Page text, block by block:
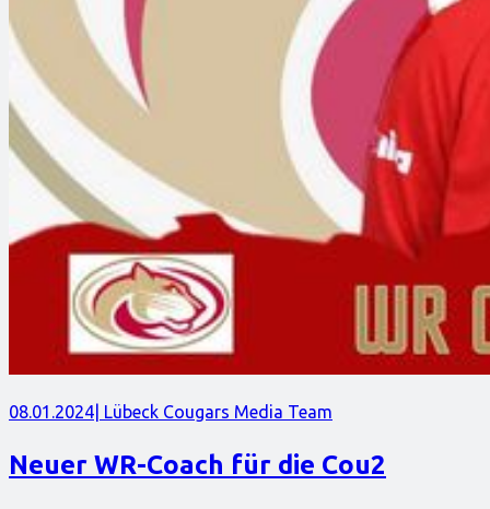
08.01.2024 | Lübeck Cougars Media Team
Neuer WR-Coach für die Cou2